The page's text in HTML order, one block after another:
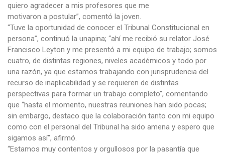
quiero agradecer a mis profesores que me
motivaron a postular”, comentó la joven.
“Tuve la oportunidad de conocer el Tribunal Constitucional en
persona”, continuó la unapina; “ahí me recibió su relator José
Francisco Leyton y me presentó a mi equipo de trabajo; somos
cuatro, de distintas regiones, niveles académicos y todo por
una razón, ya que estamos trabajando con jurisprudencia del
recurso de inaplicabilidad y se requieren de distintas
perspectivas para formar un trabajo completo”, comentando
que “hasta el momento, nuestras reuniones han sido pocas;
sin embargo, destaco que la colaboración tanto con mi equipo
como con el personal del Tribunal ha sido amena y espero que
sigamos así”, afirmó.
“Estamos muy contentos y orgullosos por la pasantía que